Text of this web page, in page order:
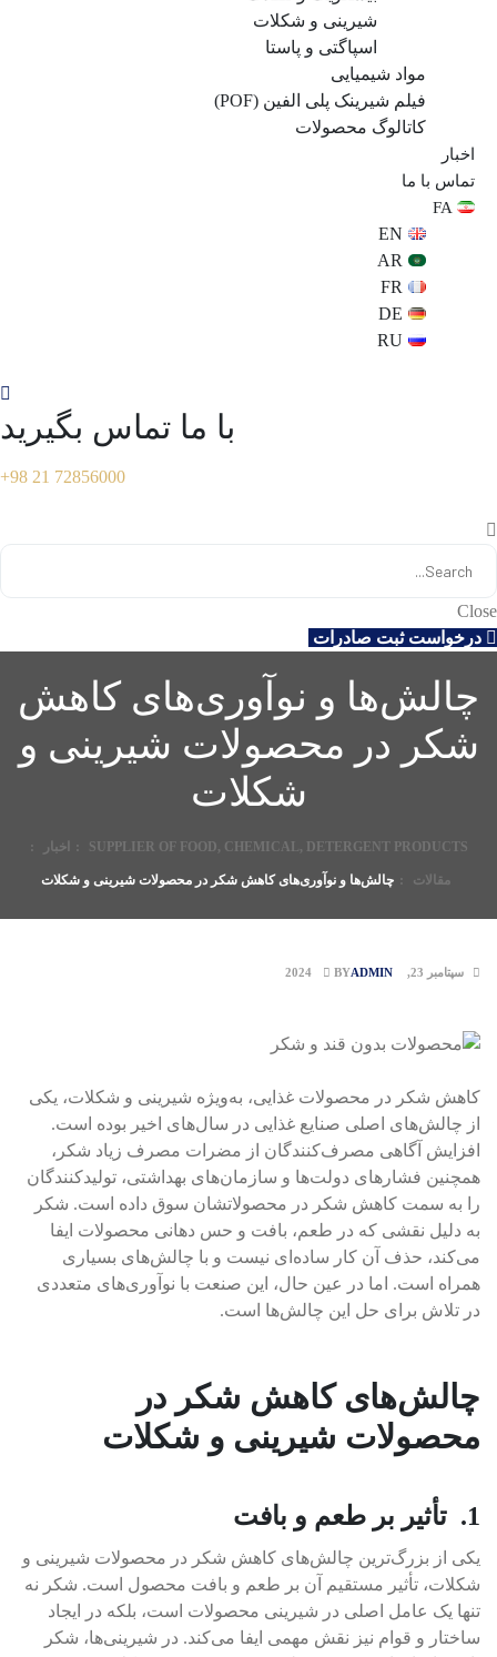
شیرینی و شکلات
اسپاگتی و پاستا
مواد شیمیایی
فیلم شیرینک پلی الفین (POF)
کاتالوگ محصولات
اخبار
تماس با ما
FA
EN
AR
FR
DE
RU
با ما تماس بگیرید
+98 21 72856000
Close
درخواست ثبت صادرات
چالش‌ها و نوآوری‌های کاهش
شکر در محصولات شیرینی و
شکلات
SUPPLIER OF FOOD, CHEMICAL, DETERGENT PRODUCTS
: اخبار :
مقالات : چالش‌ها و نوآوری‌های کاهش شکر در محصولات شیرینی و شکلات
سپتامبر 23, 2024 BYADMIN
کاهش شکر در محصولات غذایی، به‌ویژه شیرینی و شکلات، یکی
از چالش‌های اصلی صنایع غذایی در سال‌های اخیر بوده است.
افزایش آگاهی مصرف‌کنندگان از مضرات مصرف زیاد شکر،
همچنین فشارهای دولت‌ها و سازمان‌های بهداشتی، تولیدکنندگان
را به سمت کاهش شکر در محصولاتشان سوق داده است. شکر
به دلیل نقشی که در طعم، بافت و حس دهانی محصولات ایفا
می‌کند، حذف آن کار ساده‌ای نیست و با چالش‌های بسیاری
همراه است. اما در عین حال، این صنعت با نوآوری‌های متعددی
در تلاش برای حل این چالش‌ها است.
چالش‌های کاهش شکر در
محصولات شیرینی و شکلات
1. تأثیر بر طعم و بافت
یکی از بزرگ‌ترین چالش‌های کاهش شکر در محصولات شیرینی و
شکلات، تأثیر مستقیم آن بر طعم و بافت محصول است. شکر نه
تنها یک عامل اصلی در شیرینی محصولات است، بلکه در ایجاد
ساختار و قوام نیز نقش مهمی ایفا می‌کند. در شیرینی‌ها، شکر